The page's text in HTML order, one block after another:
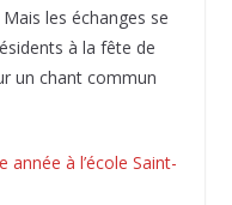
les échanges se
à la fête de
un chant commun
à l’école Saint-